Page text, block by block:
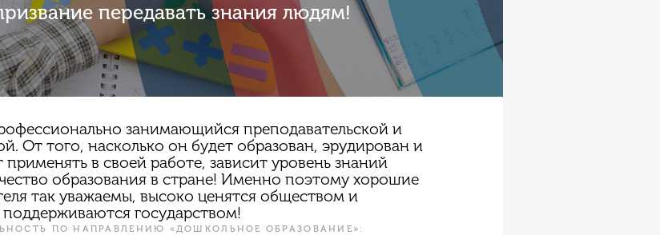
передавать знания людям!
занимающийся преподавательской и
От того, насколько он будет образован, эрудирован и
в своей работе, зависит уровень знаний
образования в стране! Именно поэтому хорошие
так уважаемы, высоко ценятся обществом и
поддерживаются государством!
ПО НАПРАВЛЕНИЮ «ДОШКОЛЬНОЕ ОБРАЗОВАНИЕ»: